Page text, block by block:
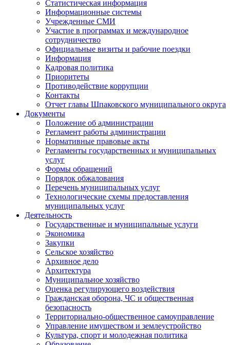
Статистическая информация
Информационные системы
Учрежденные СМИ
Участие в программах и международное
сотрудничество
Официальные визиты и рабочие поездки
Информация
Кадровая политика
Приоритеты
Противодействие коррупции
Контакты
Отчет главы Шпаковского муниципального округа
Документы
Положение об администрации
Регламент работы администрации
Нормативные правовые акты
Регламенты государственных и муниципальных
услуг
Формы обращений
Порядок обжалования
Перечень муниципальных услуг
Технологические схемы предоставления
муниципальных услуг
Деятельность
Государственные и муниципальные услуги
Экономика
Закупки
Сельское хозяйство
Архивное дело
Архитектура
Муниципальное хозяйство
Оценка регулирующего воздействия
Гражданская оборона, ЧС и общественная
безопасность
Территориально-общественное самоуправление
Управление имуществом и землеустройство
Культура, спорт и молодежная политика